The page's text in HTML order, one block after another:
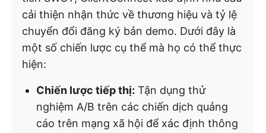
cải thiện nhận thức về thương hiệu và tỷ lệ
chuyển đổi đăng ký bản demo. Dưới đây là
một số chiến lược cụ thể mà họ có thể thực
hiện:
Chiến lược tiếp thị: Tận dụng thử
nghiệm A/B trên các chiến dịch quảng
cáo trên mạng xã hội để xác định thông